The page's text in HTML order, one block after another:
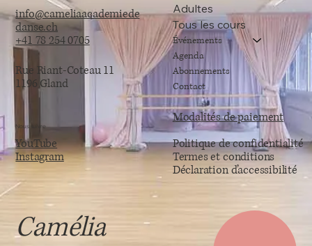
info@cameliaacademiede
danse.ch
+41 78 254 0705
Rue Riant-Coteau 11
1196 Gland
Nous suivre
YouTube
Instagram
Adultes
Tous les cours
Événements
Agenda
Abonnements
Contact
Modalités de paiement
Politique de confidentialité
Termes et conditions
Déclaration d’accessibilité
Camélia